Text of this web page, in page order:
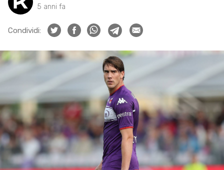
5 anni fa
Condividi: